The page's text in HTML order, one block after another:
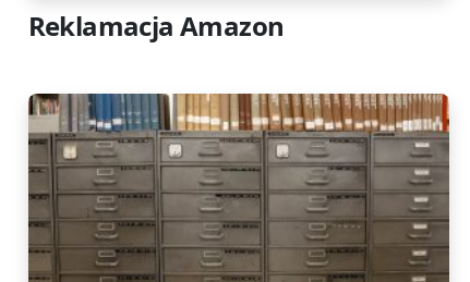
Reklamacja Amazon